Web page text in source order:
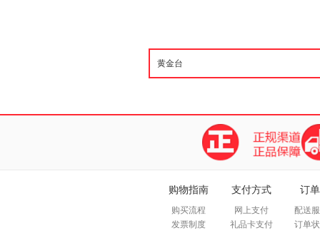
购物指南
购买流程
发票制度
支付方式
网上支付
礼品卡支付
订
配送
订单